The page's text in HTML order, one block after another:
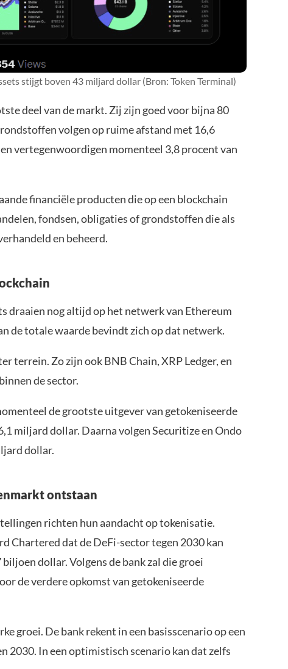
stijgt boven 43 miljard dollar (Bron: Token Terminal)
deel van de markt. Zij zijn goed voor bijna 80
volgen op ruime afstand met 16,6
vertegenwoordigen momenteel 3,8 procent van
financiële producten die op een blockchain
fondsen, obligaties of grondstoffen die als
en beheerd.
draaien nog altijd op het netwerk van Ethereum
de totale waarde bevindt zich op dat netwerk.
terrein. Zo zijn ook BNB Chain, XRP Ledger, en
de sector.
de grootste uitgever van getokeniseerde
miljard dollar. Daarna volgen Securitize en Ondo
dollar.
ontstaan
richten hun aandacht op tokenisatie.
Chartered dat de DeFi-sector tegen 2030 kan
dollar. Volgens de bank zal die groei
de verdere opkomst van getokeniseerde
groei. De bank rekent in een basisscenario op een
2030. In een optimistisch scenario kan dat zelfs